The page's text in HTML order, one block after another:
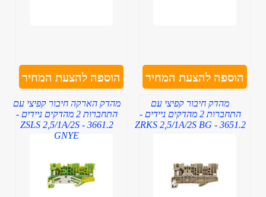
הוספה להצעת המחיר הוספה להצעת המחיר
מהדק חיבור קפיצי עם
התחברות 2 מהדקים ניידים -
3651.2 - ZRKS 2,5/1A/2S BG
מהדק הארקה חיבור קפיצי עם
התחברות 2 מהדקים ניידים -
3661.2 - ZSLS 2,5/1A/2S
GNYE